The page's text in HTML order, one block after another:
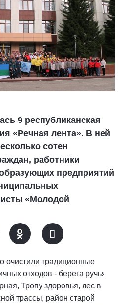
9 республиканская
«Речная лента». В ней
сотен
работники
предприятий
«Молодой
очистили традиционные
отходов - берега ручья
Тропу здоровья, лес в
трассы, район старой